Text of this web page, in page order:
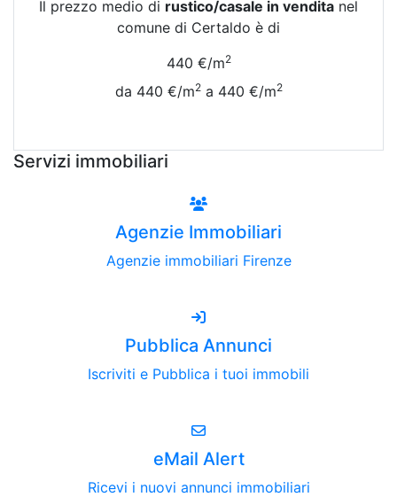
Il prezzo medio di rustico/casale in vendita nel
comune di Certaldo è di
440 €/m2
da 440 €/m2a 440 €/m2
Servizi immobiliari
Agenzie Immobiliari
Agenzie immobiliari Firenze
Pubblica Annunci
Iscriviti e Pubblica i tuoi immobili
eMail Alert
Ricevi i nuovi annunci immobiliari